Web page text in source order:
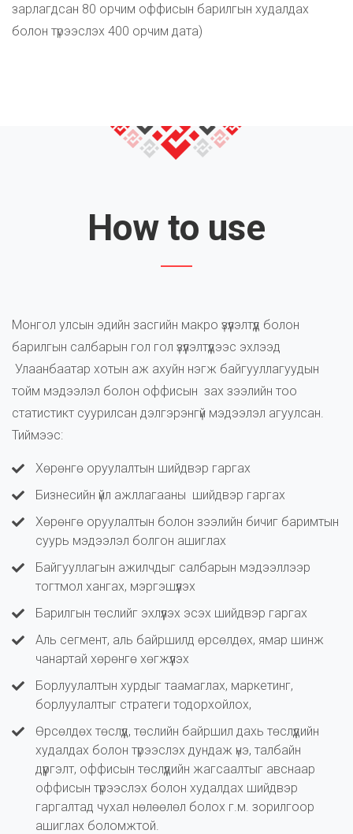
зарлагдсан 80 орчим оффисын барилгын худалдах
болон түрээслэх 400 орчим дата)
How to use
Монгол улсын эдийн засгийн макро үзүүлэлтүүд болон
барилгын салбарын гол гол үзүүлэлтүүдээс эхлээд
Улаанбаатар хотын аж ахуйн нэгж байгууллагуудын
тойм мэдээлэл болон оффисын зах зээлийн тоо
статистикт суурилсан дэлгэрэнгүй мэдээлэл агуулсан.
Тиймээс:
Хөрөнгө оруулалтын шийдвэр гаргах
Бизнесийн үйл ажллагааны шийдвэр гаргах
Хөрөнгө оруулалтын болон зээлийн бичиг баримтын
суурь мэдээлэл болгон ашиглах
Байгууллагын ажилчдыг салбарын мэдээллээр
тогтмол хангах, мэргэшүүлэх
Барилгын төслийг эхлүүлэх эсэх шийдвэр гаргах
Аль сегмент, аль байршилд өрсөлдөх, ямар шинж
чанартай хөрөнгө хөгжүүлэх
Борлуулалтын хурдыг таамаглах, маркетинг,
борлуулалтыг стратеги тодорхойлох,
Өрсөлдөх төслүүд, төслийн байршил дахь төслүүдийн
худалдах болон түрээслэх дундаж үнэ, талбайн
дүүргэлт, оффисын төслүүдийн жагсаалтыг авснаар
оффисын түрээслэх болон худалдах шийдвэр
гаргалтад чухал нөлөөлөл болох г.м. зорилгоор
ашиглах боломжтой.